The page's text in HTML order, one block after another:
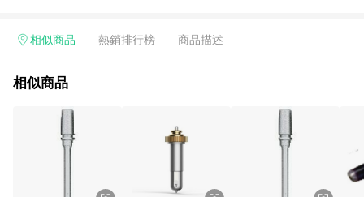
動。)相似商品 熱銷排行榜 商品描述
相似商品